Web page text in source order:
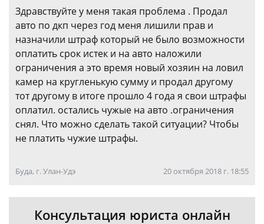
Здравствуйте у меня такая проблема . Продал
авто по дкп через год меня лишили прав и
назначили штраф который не было возможности
оплатить срок истек и на авто наложили
ограничения а это время новый хозяин на ловил
камер на кругленькую сумму и продал другому
тот другому в итоге прошло 4 года я свои штрафы
оплатил. остались чужые на авто .ограничения
снял. Что можно сделать такой ситуации? Чтобы
не платить чужие штрафы.
Буда, г. Улан-Удэ 20 октября 2018 г. 18:55
Консультация юриста онлайн